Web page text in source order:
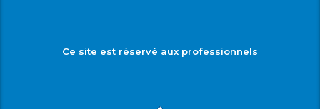
Ce site est réservé aux professionnels